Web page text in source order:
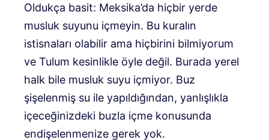
Oldukça basit: Meksika’da hiçbir yerde
musluk suyunu içmeyin. Bu kuralın
istisnaları olabilir ama hiçbirini bilmiyorum
ve Tulum kesinlikle öyle değil. Burada yerel
halk bile musluk suyu içmiyor. Buz
şişelenmiş su ile yapıldığından, yanlışlıkla
içeceğinizdeki buzla içme konusunda
endişelenmenize gerek yok.